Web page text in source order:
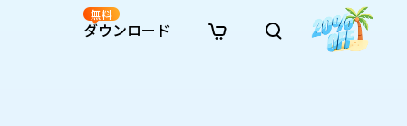
ダウンロード
無料